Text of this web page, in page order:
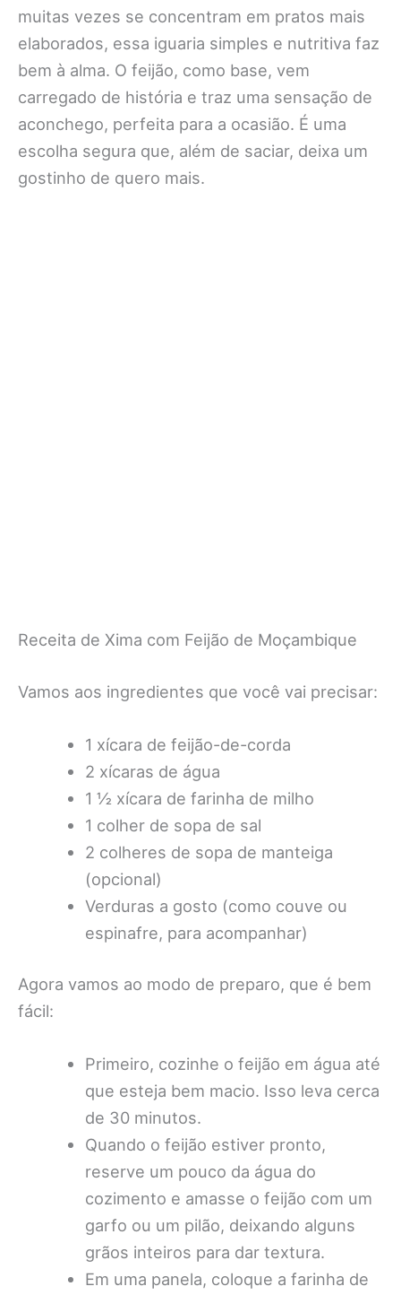
muitas vezes se concentram em pratos mais
elaborados, essa iguaria simples e nutritiva faz
bem à alma. O feijão, como base, vem
carregado de história e traz uma sensação de
aconchego, perfeita para a ocasião. É uma
escolha segura que, além de saciar, deixa um
gostinho de quero mais.
Receita de Xima com Feijão de Moçambique
Vamos aos ingredientes que você vai precisar:
1 xícara de feijão-de-corda
2 xícaras de água
1 ½ xícara de farinha de milho
1 colher de sopa de sal
2 colheres de sopa de manteiga
(opcional)
Verduras a gosto (como couve ou
espinafre, para acompanhar)
Agora vamos ao modo de preparo, que é bem
fácil:
Primeiro, cozinhe o feijão em água até
que esteja bem macio. Isso leva cerca
de 30 minutos.
Quando o feijão estiver pronto,
reserve um pouco da água do
cozimento e amasse o feijão com um
garfo ou um pilão, deixando alguns
grãos inteiros para dar textura.
Em uma panela, coloque a farinha de